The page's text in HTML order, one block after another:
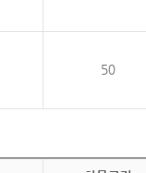
50